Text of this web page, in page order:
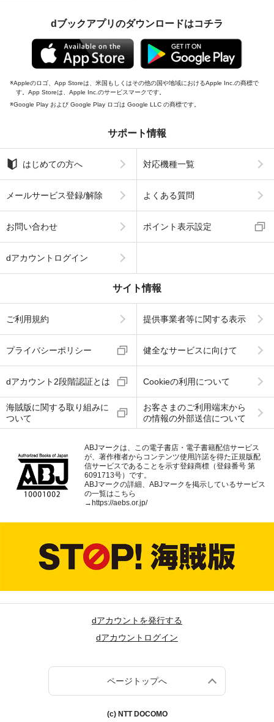
dブックアプリのダウンロードはコチラ
Appleのロゴ、App Storeは、米国もしくはその他の国や地域におけるApple Inc.の商標で
す。App Storeは、Apple Inc.のサービスマークです。
Google Play および Google Play ロゴは Google LLC の商標です。
サポート情報
はじめての方へ 対応機種一覧
メールサービス登録/解除 よくある質問
お問い合わせ ポイント表示設定
dアカウントログイン
サイト情報
ご利用規約 提供事業者等に関する表示
プライバシーポリシー 健全なサービスに向けて
dアカウント2段階認証とは Cookieの利用について
海賊版に関する取り組みに
ついて
お客さまのご利用端末から
の情報の外部送信について
ABJマークは、この電子書店・電子書籍配信サービス
が、著作権者からコンテンツ使用許諾を得た正規版配
信サービスであることを示す登録商標（登録番号 第
6091713号）です。
ABJマークの詳細、ABJマークを掲示しているサービス
の一覧はこちら
→ https://aebs.or.jp/
dアカウントを発行する
dアカウントログイン
ページトップへ
(c) NTT DOCOMO